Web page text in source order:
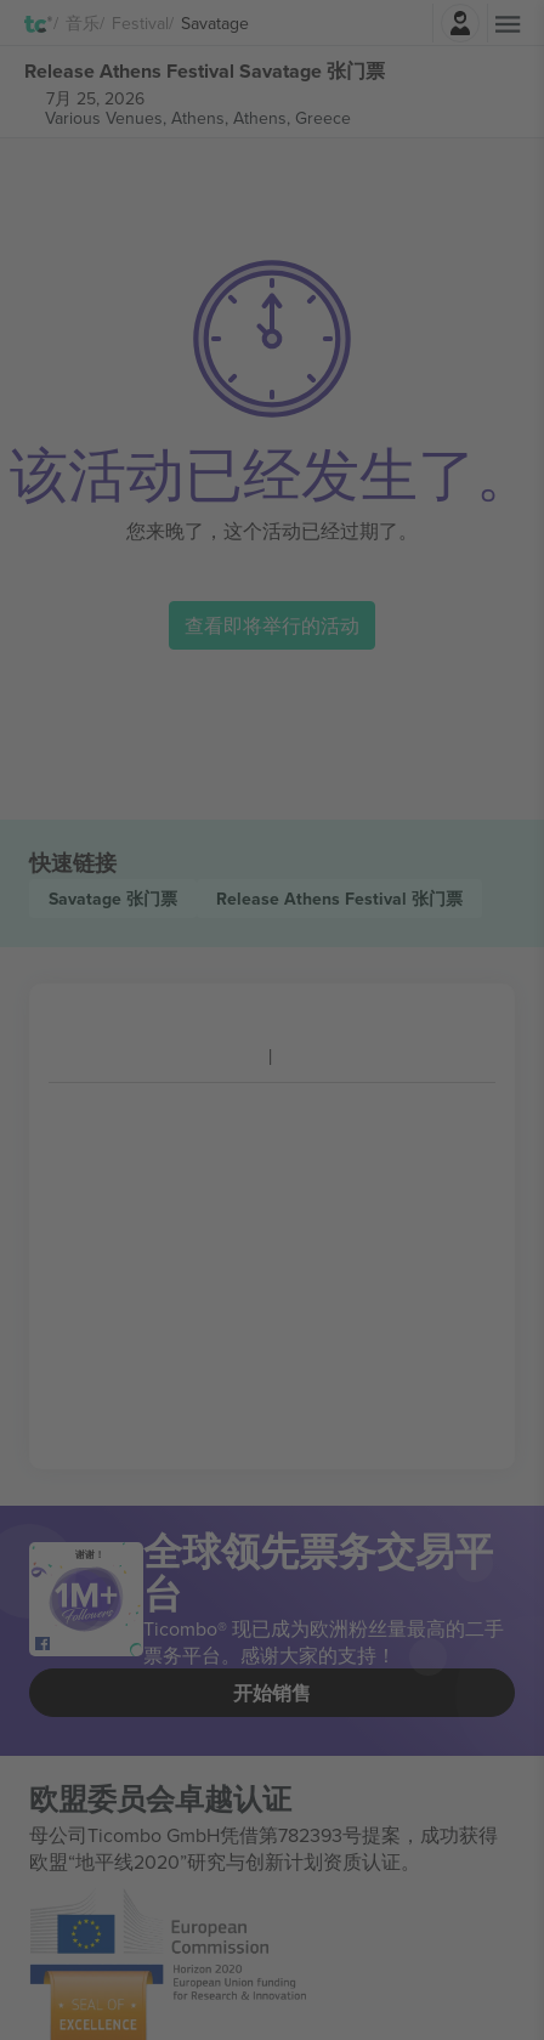
音乐 Festival Savatage
Release Athens Festival Savatage 张门票
7月 25, 2026
Various Venues, Athens, Athens, Greece
该活动已经发生了。
您来晚了，这个活动已经过期了。
查看即将举行的活动
快速链接
Savatage 张门票 Release Athens Festival 张门票
谢谢！ 全球领先票务交易平
台
Ticombo® 现已成为欧洲粉丝量最高的二手
票务平台。感谢大家的支持！
开始销售
欧盟委员会卓越认证
母公司Ticombo GmbH凭借第782393号提案，成功获得
欧盟“地平线2020”研究与创新计划资质认证。